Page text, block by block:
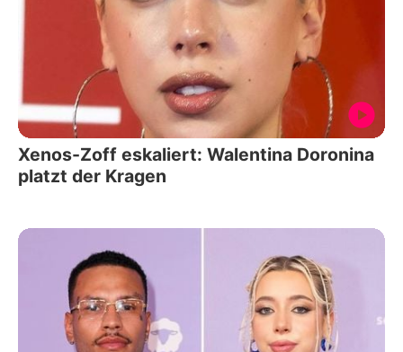
Xenos-Zoff eskaliert: Walentina Doronina
platzt der Kragen